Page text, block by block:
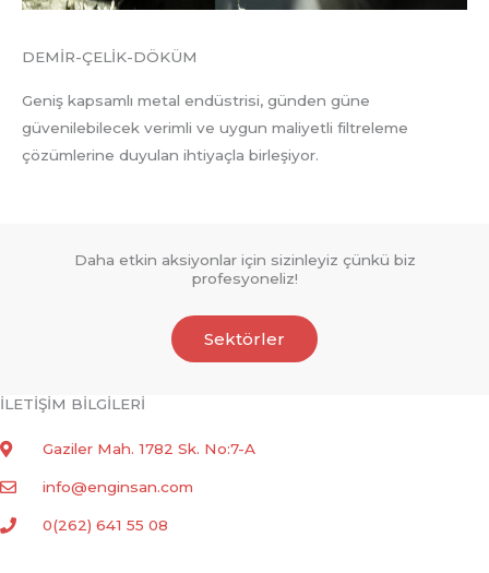
DEMİR-ÇELİK-DÖKÜM
Geniş kapsamlı metal endüstrisi, günden güne
güvenilebilecek verimli ve uygun maliyetli filtreleme
çözümlerine duyulan ihtiyaçla birleşiyor.
Daha etkin aksiyonlar için sizinleyiz çünkü biz
profesyoneliz!
Sektörler
İLETİŞİM BİLGİLERİ
Gaziler Mah. 1782 Sk. No:7-A
info@enginsan.com
0(262) 641 55 08